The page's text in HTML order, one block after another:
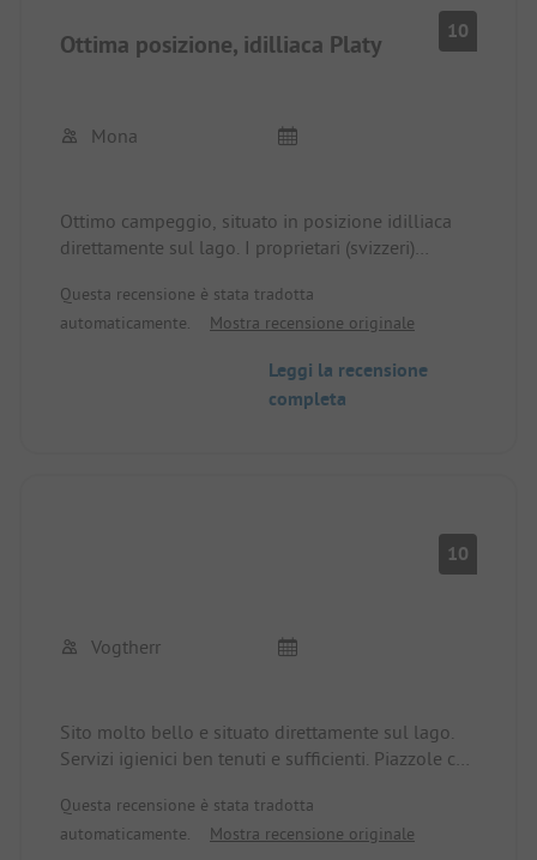
Ottima posizione, idilliaca Platy 10
Mona
Ottimo campeggio, situato in posizione idilliaca
direttamente sul lago. I proprietari (svizzeri)
Ottima pesca, noleggio di motoscafi e canoe.
(Acquistare la licenza di pesca direttamente in
L'intero sito è super pulito, le docce sono vecchie
ma assolutamente adeguate.
Questa recensione è stata tradotta
automaticamente.
Mostra recensione originale
Leggi la recensione
completa
10
Vogtherr
Sito molto bello e situato direttamente sul lago.
Servizi igienici ben tenuti e sufficienti. Piazzole con
cordiale, tutte le richieste vengono risolte.
L'inglese e il tedesco sono parlati correntemente.
Questa recensione è stata tradotta
automaticamente.
Mostra recensione originale